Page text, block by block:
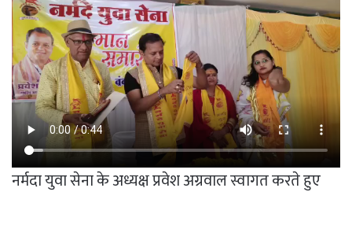
नर्मदा युवा सेना के अध्यक्ष प्रवेश अग्रवाल स्वागत करते हुए